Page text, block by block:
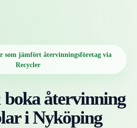
som jämfört återvinningsföretag via
Recycler
återvinning
iNyköping